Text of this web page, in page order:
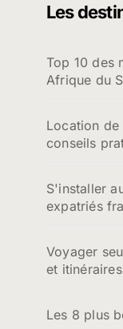
r
e
r
Les
Top 10 des
Afrique du
Location
conseils
S'installer
expatriés
Voyager
et
Les 8 plus